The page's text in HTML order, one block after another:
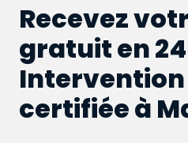
Recevez
gratuit en
certifiée à